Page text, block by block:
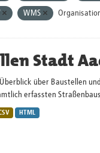
WMS
Stadt
Überblick über Baustellen
erfassten
HTML